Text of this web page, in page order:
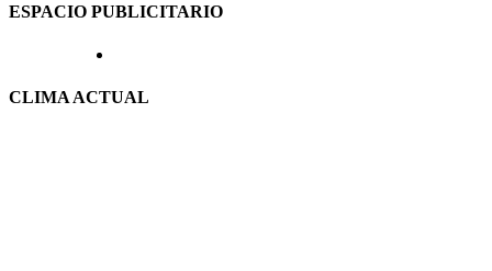
ESPACIO PUBLICITARIO
CLIMA ACTUAL